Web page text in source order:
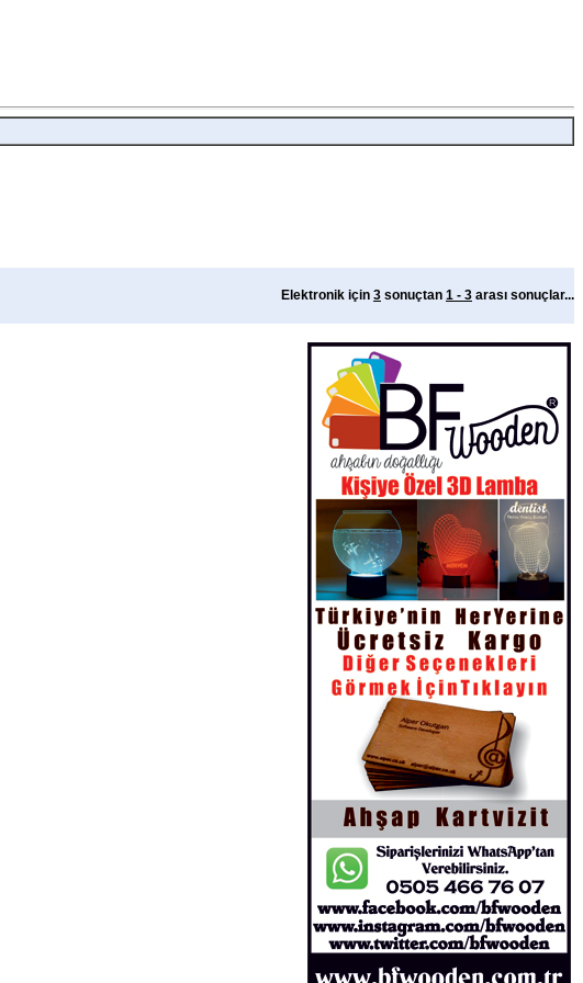
Elektronik için 3 sonuçtan 1 - 3 arası sonuçlar...